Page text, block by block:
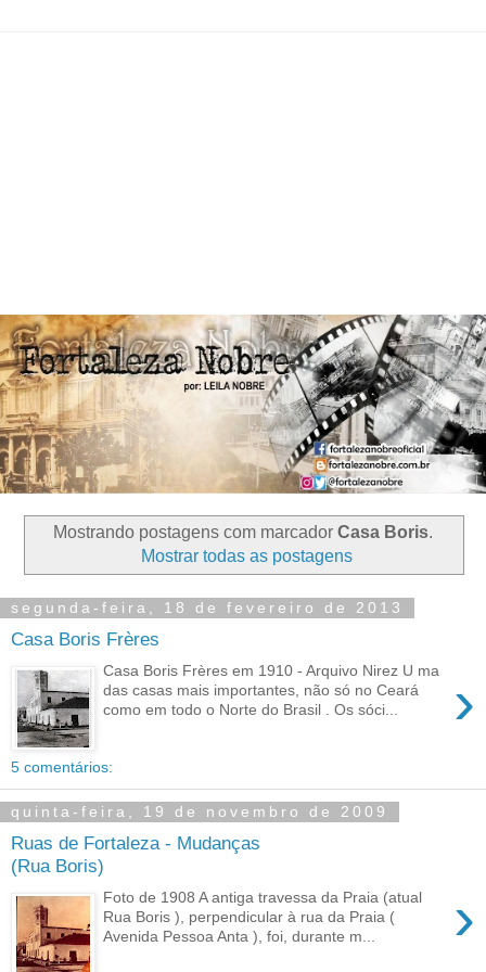
Mostrando postagens com marcador Casa Boris.
Mostrar todas as postagens
segunda-feira, 18 de fevereiro de 2013
Casa Boris Frères
›
Casa Boris Frères em 1910 - Arquivo Nirez U ma
das casas mais importantes, não só no Ceará
como em todo o Norte do Brasil . Os sóci...
5 comentários:
quinta-feira, 19 de novembro de 2009
Ruas de Fortaleza - Mudanças
(Rua Boris)
›
Foto de 1908 A antiga travessa da Praia (atual
Rua Boris ), perpendicular à rua da Praia (
Avenida Pessoa Anta ), foi, durante m...